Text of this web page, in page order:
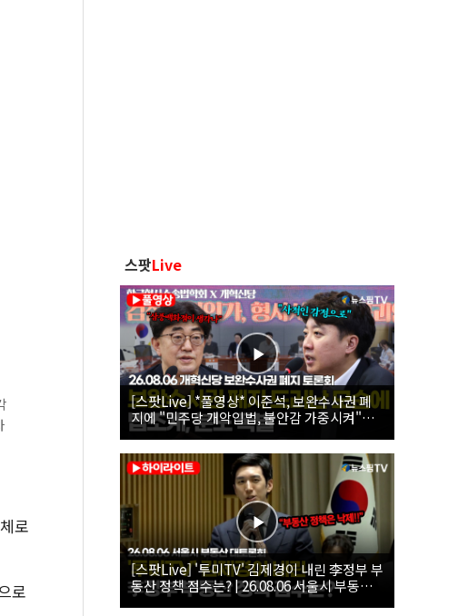
로
로
스팟Live
[스팟Live] *풀영상* 이준석, 보완수사권 폐
지에 "민주당 개악입법, 불안감 가중시켜"｜
26.08.06 개혁신당 보완수사권 폐지 토론회
[스팟Live] '투미TV' 김제경이 내린 李정부 부
동산 정책 점수는? | 26.08.06 서울시 부동산
대토론회